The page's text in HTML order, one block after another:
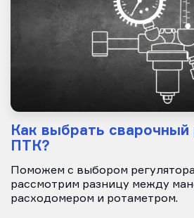
Как выбрать сварочный
ПТК?
Поможем с выбором регулятора
рассмотрим разницу между
расходомером и ротаметром.